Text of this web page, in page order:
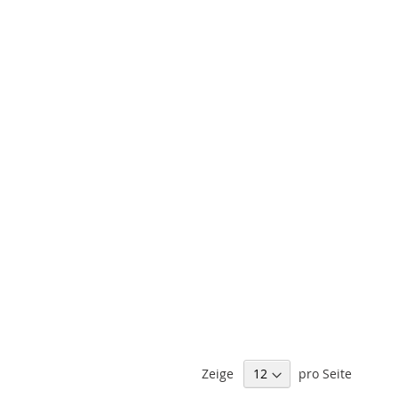
Zeige pro Seite